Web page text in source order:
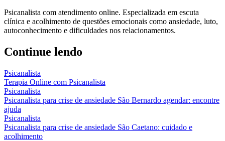
Psicanalista com atendimento online. Especializada em escuta
clínica e acolhimento de questões emocionais como ansiedade, luto,
autoconhecimento e dificuldades nos relacionamentos.
Continue lendo
Psicanalista
Terapia Online com Psicanalista
Psicanalista
Psicanalista para crise de ansiedade São Bernardo agendar: encontre
ajuda
Psicanalista
Psicanalista para crise de ansiedade São Caetano: cuidado e
acolhimento